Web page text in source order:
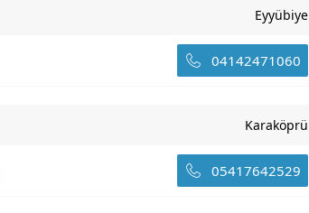
Eyyübiye
04142471060
Karaköprü
05417642529